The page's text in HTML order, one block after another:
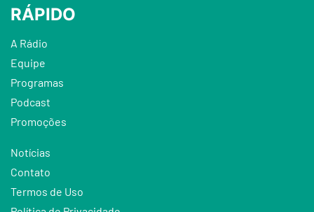
RÁPIDO
A Rádio
Equipe
Programas
Podcast
Promoções
Notícias
Contato
Termos de Uso